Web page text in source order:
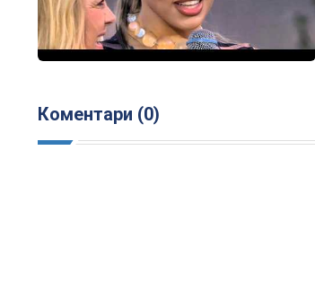
Коментари (0)